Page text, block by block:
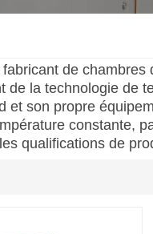
de
de la technologie de
et son propre
constante,
qualifications de